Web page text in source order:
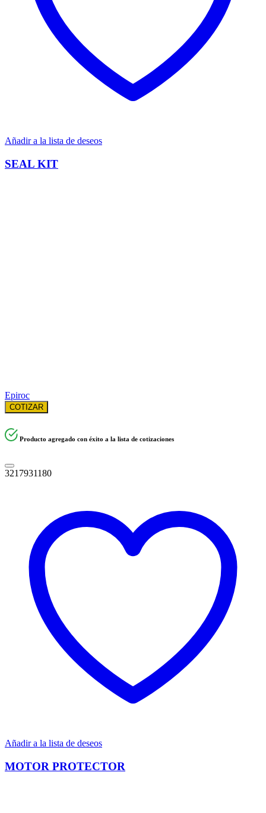
Añadir a la lista de deseos
SEAL KIT
Epiroc
COTIZAR
Producto agregado con éxito a la lista de cotizaciones
3217931180
Añadir a la lista de deseos
MOTOR PROTECTOR